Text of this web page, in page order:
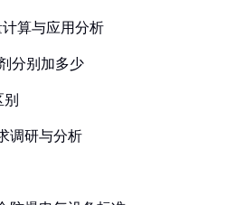
算与应用分析
分别加多少
调研与分析